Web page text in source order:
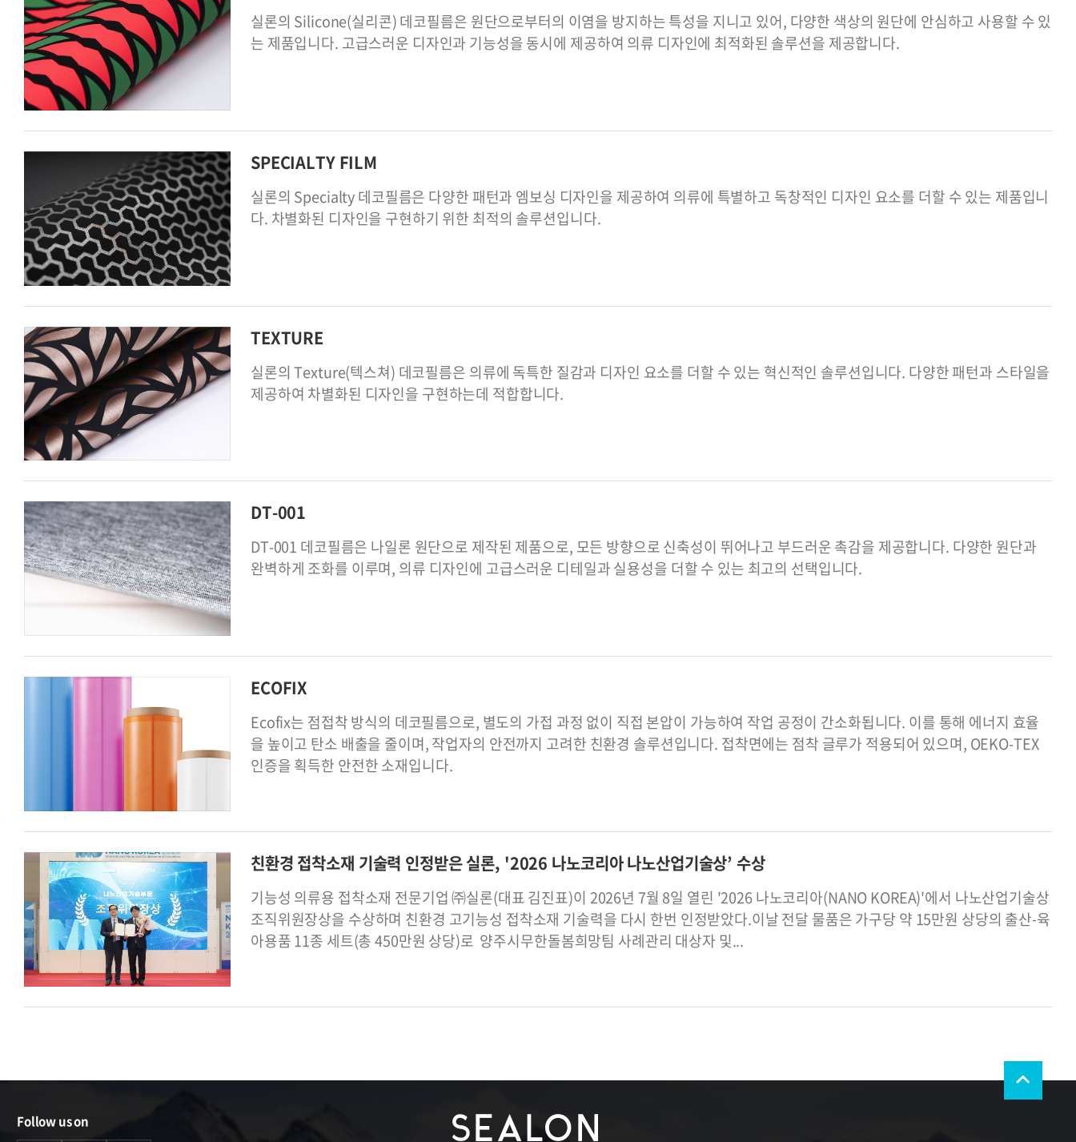
실론의 Silicone(실리콘) 데코필름은 원단으로부터의 이염을 방지하는 특성을 지니고 있어, 다양한 색상의 원단에 안심하고 사용할 수 있
는 제품입니다. 고급스러운 디자인과 기능성을 동시에 제공하여 의류 디자인에 최적화된 솔루션을 제공합니다.
SPECIALTY FILM
실론의 Specialty 데코필름은 다양한 패턴과 엠보싱 디자인을 제공하여 의류에 특별하고 독창적인 디자인 요소를 더할 수 있는 제품입니
다. 차별화된 디자인을 구현하기 위한 최적의 솔루션입니다.
TEXTURE
실론의 Texture(텍스쳐) 데코필름은 의류에 독특한 질감과 디자인 요소를 더할 수 있는 혁신적인 솔루션입니다. 다양한 패턴과 스타일을
제공하여 차별화된 디자인을 구현하는데 적합합니다.
DT-001
DT-001 데코필름은 나일론 원단으로 제작된 제품으로, 모든 방향으로 신축성이 뛰어나고 부드러운 촉감을 제공합니다. 다양한 원단과
완벽하게 조화를 이루며, 의류 디자인에 고급스러운 디테일과 실용성을 더할 수 있는 최고의 선택입니다.
ECOFIX
Ecofix는 점접착 방식의 데코필름으로, 별도의 가접 과정 없이 직접 본압이 가능하여 작업 공정이 간소화됩니다. 이를 통해 에너지 효율
을 높이고 탄소 배출을 줄이며, 작업자의 안전까지 고려한 친환경 솔루션입니다. 접착면에는 점착 글루가 적용되어 있으며, OEKO-TEX
인증을 획득한 안전한 소재입니다.
친환경 접착소재 기술력 인정받은 실론, '2026 나노코리아 나노산업기술상’ 수상
기능성 의류용 접착소재 전문기업 ㈜실론(대표 김진표)이 2026년 7월 8일 열린 '2026 나노코리아(NANO KOREA)'에서 나노산업기술상
조직위원장상을 수상하며 친환경 고기능성 접착소재 기술력을 다시 한번 인정받았다.이날 전달 물품은 가구당 약 15만원 상당의 출산⁃육
아용품 11종 세트(총 450만원 상당)로 양주시무한돌봄희망팀 사례관리 대상자 및...
Follow us on